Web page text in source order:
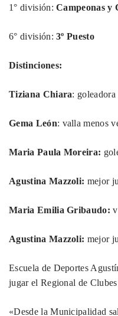
1° división:Campeonas y
6° división:3º Puesto
Distinciones:
Tiziana Chiara:
Gema León: valla menos
Maria Paula Moreira:
Agustina Mazzoli: mejor
Maria Emilia Gribaudo:
Agustina Mazzoli: mejor
Escuela de Deportes
jugar el Regional de
«Desde la Municipalidad